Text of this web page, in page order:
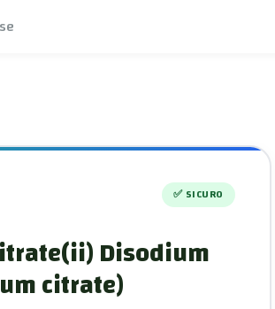
✅ SICURO
Disodium
citrate)